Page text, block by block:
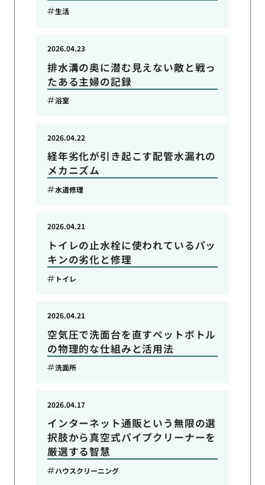
生活
排水溝の奥に潜む見えない敵と戦っ
たある主婦の記録
2026.04.23
浴室
経年劣化が引き起こす配管水漏れの
メカニズム
2026.04.22
水道修理
トイレの止水栓に使われているパッ
キンの劣化と修理
2026.04.21
トイレ
空気圧で洗面台を直すペットボトル
の物理的な仕組みと活用法
2026.04.21
洗面所
インターネット通販という無限の選
択肢から真空式パイプクリーナーを
厳選する智慧
2026.04.17
ハウスクリーニング